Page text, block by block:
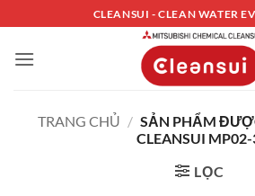
qua
nội
CLEANSUI - CLEAN WATER
TRANG CHỦ / SẢN PHẨM
CLEANSUI MP02-
LỌC